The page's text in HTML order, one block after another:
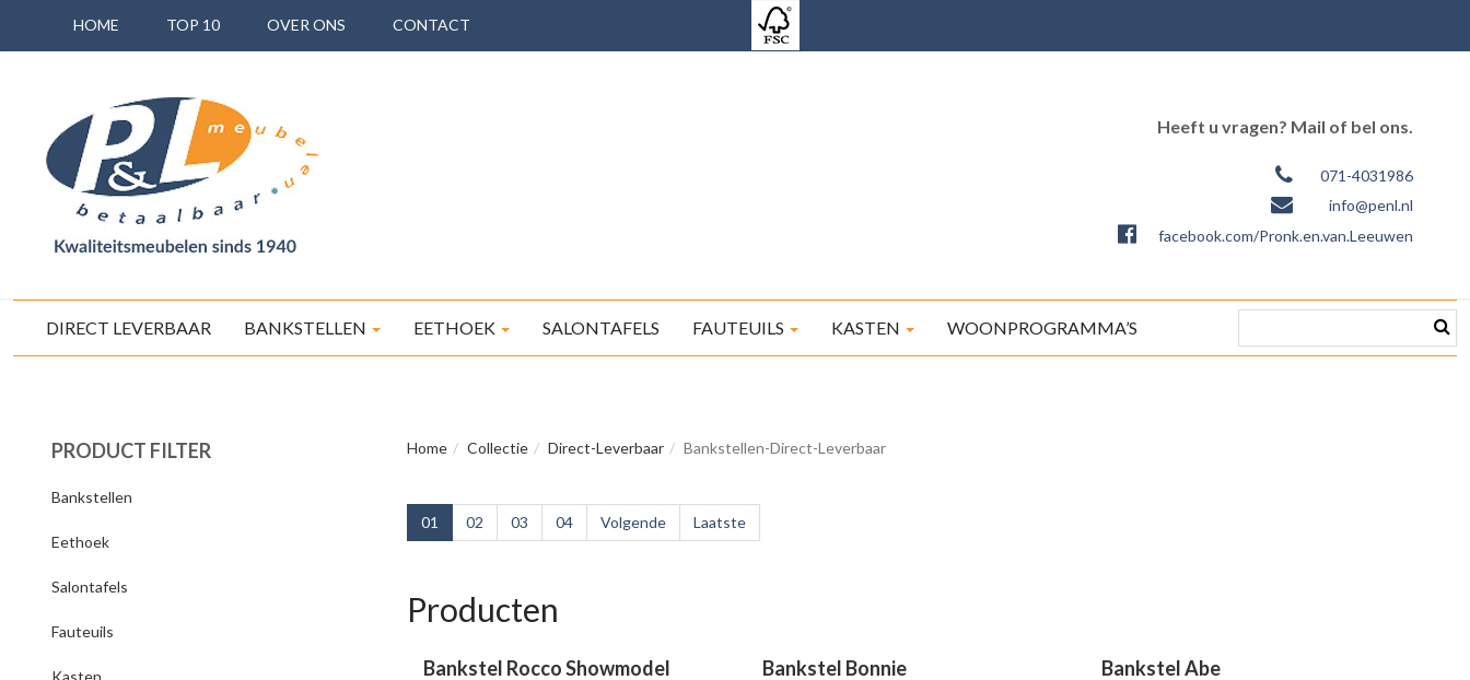
Home Collectie Direct-Leverbaar Bankstellen-Direct-Leverbaar
01 02 03 04 Volgende Laatste
Producten
Bankstel Rocco Showmodel Bankstel Bonnie Bankstel Abe
PRODUCT FILTER
Bankstellen
Eethoek
Salontafels
Fauteuils
Kasten
HOME TOP 10 OVER ONS CONTACT
Heeft u vragen? Mail of bel ons.
071-4031986
info@penl.nl
facebook.com/Pronk.en.van.Leeuwen
DIRECT LEVERBAAR BANKSTELLEN EETHOEK SALONTAFELS FAUTEUILS KASTEN WOONPROGRAMMA’S